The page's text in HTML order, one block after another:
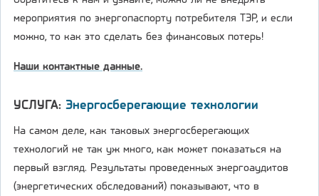
мероприятия по энергопаспорту потребителя ТЭР, и если
можно, то как это сделать без финансовых потерь!
Наши контактные данные.
УСЛУГА: Энергосберегающие технологии
На самом деле, как таковых энергосберегающих
технологий не так уж много, как может показаться на
первый взгляд. Результаты проведенных энергоаудитов
(энергетических обследований) показывают, что в